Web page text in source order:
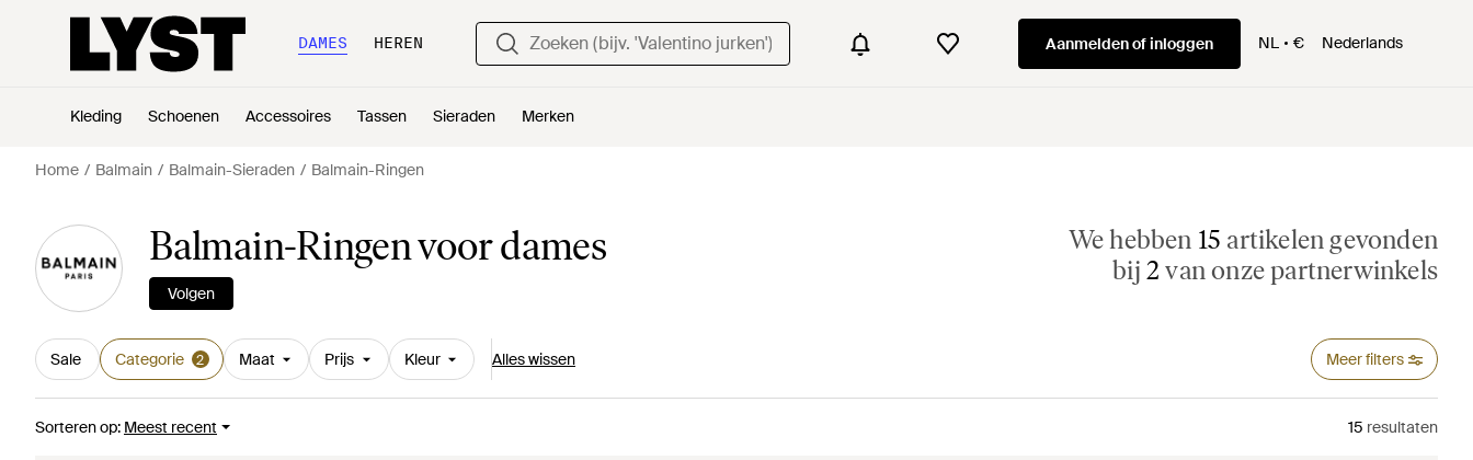
DAMES HEREN Aanmelden of inloggen NL € Nederlands
Kleding Schoenen Accessoires Tassen Sieraden Merken
Home Balmain Balmain-Sieraden Balmain-Ringen
Balmain-Ringen voor dames
Volgen
We hebben 15 artikelen gevonden
bij 2 van onze partnerwinkels
Sale Categorie 2 Maat Prijs Kleur Alles wissen Meer filters
Sorteren op: Meest recent 15 resultaten